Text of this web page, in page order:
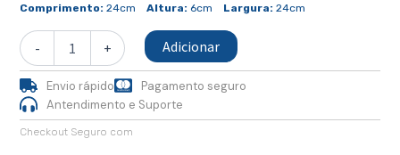
Comprimento: 24cm Altura: 6cm Largura: 24cm
-
Prato
Sobremesa
Grés
+ Adicionar
Envio rápido
Pagamento seguro
Antendimento e Suporte
Checkout Seguro com